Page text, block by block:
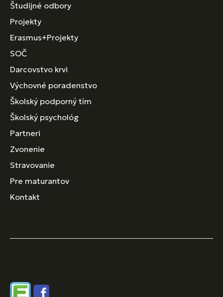
Študijné odbory
Projekty
Erasmus+Projekty
SOČ
Darcovstvo krvi
Výchovné poradenstvo
Školský podporný tím
Školský psychológ
Partneri
Zvonenie
Stravovanie
Pre maturantov
Kontakt